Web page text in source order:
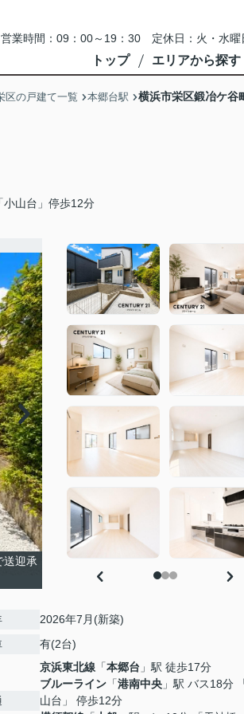
営業時間：09：00～19：30 定休日：火・水
トップ エリアから探す
区の戸建て一覧 本郷台駅 横浜市栄区鍛冶ケ谷
小山台」停歩12分
送迎承
2026年7月(新築)
有(2台)
京浜東北線 「本郷台 」駅 徒歩17分
ブルーライン 「港南中央 」駅 バス18分
山台」 停歩12分